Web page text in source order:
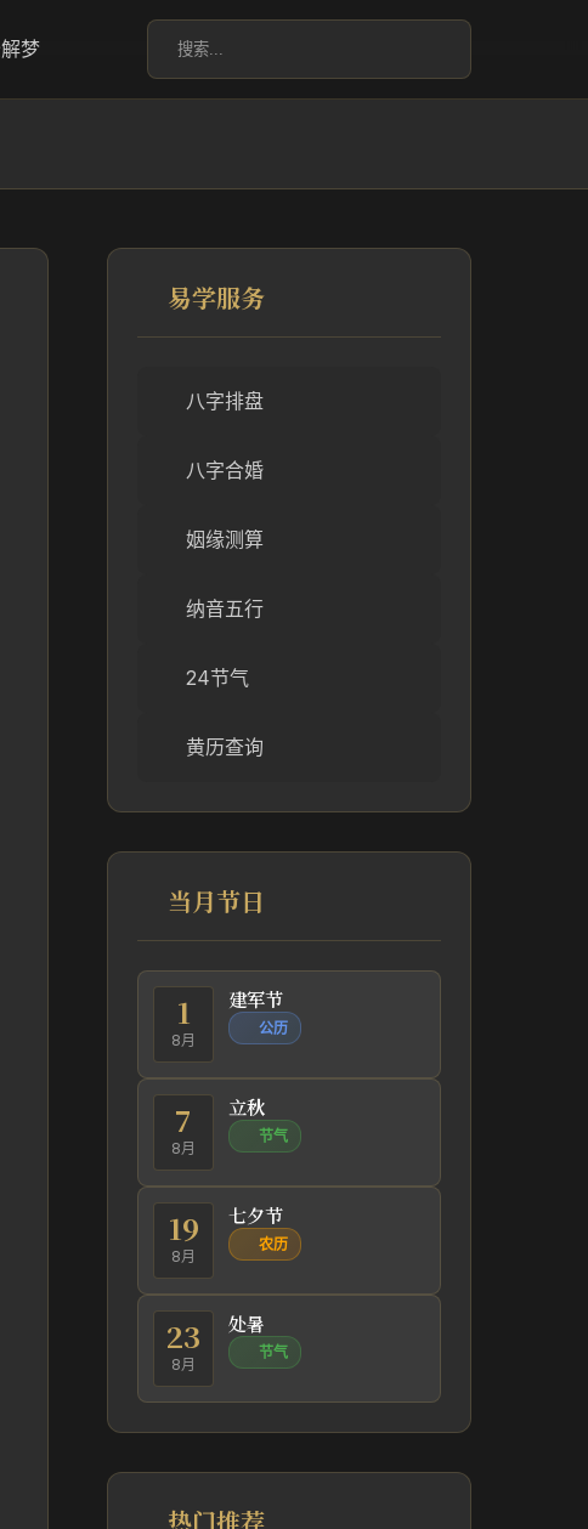
梦
易学服务
八字排盘
八字合婚
姻缘测算
纳音五行
24节气
黄历查询
当月节日
1
8月
建军节
公历
7
8月
立秋
节气
19
8月
七夕节
农历
23
8月
处暑
节气
热门推荐